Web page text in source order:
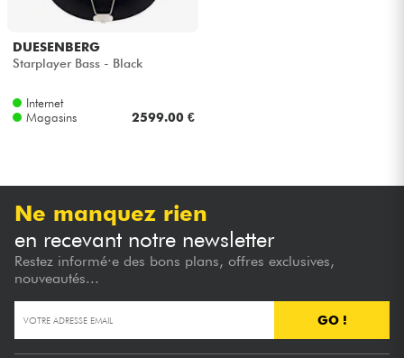
Violons & Quatuor
Eveil Musical
Câbles & Access.
DUESENBERG
Starplayer Bass - Black
Internet
Magasins
2599.00 €
Ne manquez rien
en recevant notre newsletter
Restez informé·e des bons plans, offres exclusives,
nouveautés...
GO !